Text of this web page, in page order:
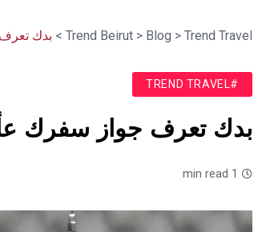
Trend Beirut > Blog > Trend Travel
> بدك
#TREND TRAVEL
بدك تعرف جواز سفرك
1 min read